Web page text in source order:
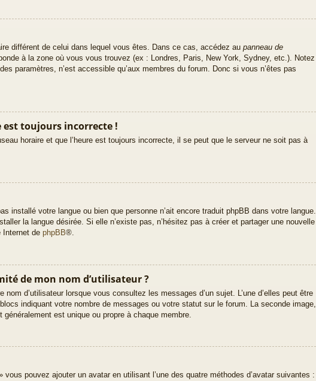
différent de celui dans lequel vous êtes. Dans ce cas, accédez au panneau de
à la zone où vous vous trouvez (ex : Londres, Paris, New York, Sydney, etc.). Notez
paramètres, n’est accessible qu’aux membres du forum. Donc si vous n’êtes pas
est toujours incorrecte !
horaire et que l’heure est toujours incorrecte, il se peut que le serveur ne soit pas à
installé votre langue ou bien que personne n’ait encore traduit phpBB dans votre langue.
la langue désirée. Si elle n’existe pas, n’hésitez pas à créer et partager une nouvelle
Internet de phpBB®.
de mon nom d’utilisateur ?
d’utilisateur lorsque vous consultez les messages d’un sujet. L’une d’elles peut être
indiquant votre nombre de messages ou votre statut sur le forum. La seconde image,
est unique ou propre à chaque membre.
vous pouvez ajouter un avatar en utilisant l’une des quatre méthodes d’avatar suivantes :